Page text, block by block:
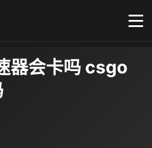
器会卡吗 csgo